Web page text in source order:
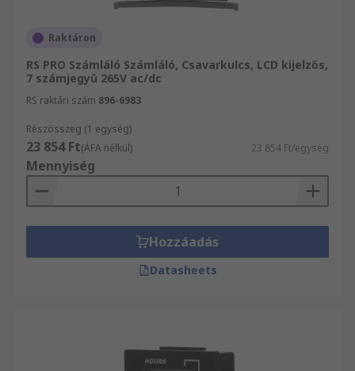
Raktáron
RS PRO Számláló Számláló, Csavarkulcs, LCD kijelzős,
7 számjegyű 265V ac/dc
RS raktári szám 896-6983
Részösszeg (1 egység)
23 854 Ft(ÁFA nélkül) 23 854 Ft/egység
Mennyiség
Hozzáadás
Datasheets